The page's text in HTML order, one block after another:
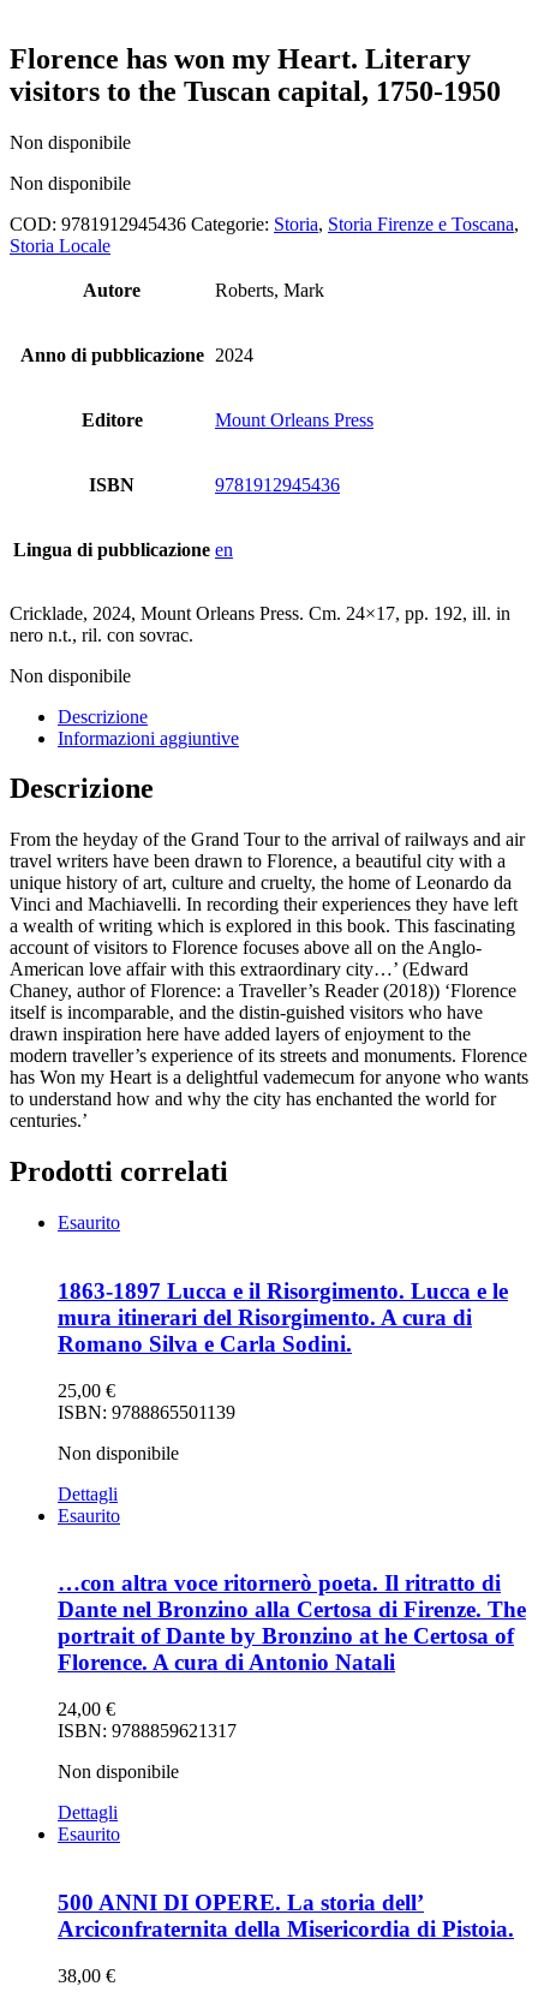
Florence has won my Heart. Literary
visitors to the Tuscan capital, 1750-1950
Non disponibile
Non disponibile
COD: 9781912945436 Categorie: Storia, Storia Firenze e Toscana,
Storia Locale
Autore Roberts, Mark
Anno di pubblicazione 2024
Editore Mount Orleans Press
ISBN 9781912945436
Lingua di pubblicazione en
Cricklade, 2024, Mount Orleans Press. Cm. 24×17, pp. 192, ill. in
nero n.t., ril. con sovrac.
Non disponibile
Descrizione
Informazioni aggiuntive
Descrizione
From the heyday of the Grand Tour to the arrival of railways and air
travel writers have been drawn to Florence, a beautiful city with a
unique history of art, culture and cruelty, the home of Leonardo da
Vinci and Machiavelli. In recording their experiences they have left
a wealth of writing which is explored in this book. This fascinating
account of visitors to Florence focuses above all on the Anglo-
American love affair with this extraordinary city…’ (Edward
Chaney, author of Florence: a Traveller’s Reader (2018)) ‘Florence
itself is incomparable, and the distin-guished visitors who have
drawn inspiration here have added layers of enjoyment to the
modern traveller’s experience of its streets and monuments. Florence
has Won my Heart is a delightful vademecum for anyone who wants
to understand how and why the city has enchanted the world for
centuries.’
Prodotti correlati
Esaurito
1863-1897 Lucca e il Risorgimento. Lucca e le
mura itinerari del Risorgimento. A cura di
Romano Silva e Carla Sodini.
25,00 €
ISBN: 9788865501139
Non disponibile
Dettagli
Esaurito
…con altra voce ritornerò poeta. Il ritratto di
Dante nel Bronzino alla Certosa di Firenze. The
portrait of Dante by Bronzino at he Certosa of
Florence. A cura di Antonio Natali
24,00 €
ISBN: 9788859621317
Non disponibile
Dettagli
Esaurito
500 ANNI DI OPERE. La storia dell’
Arciconfraternita della Misericordia di Pistoia.
38,00 €